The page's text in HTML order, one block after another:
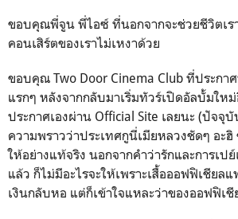
ขอบคุณพี่จูน พี่ไอซ์ ที่นอกจากจะช่วยชีวิตเร
คอนเสิร์ตของเราไม่เหงาด้วย
ขอบคุณ Two Door Cinema Club ที่ประกา
แรกๆ หลังจากกลับมาเริ่มทัวร์เปิดอัลบั้มให
ประกาศเองผ่าน Official Site เลยนะ (ปัจจุ
ความพราวว่าประเทศกูนี่เมียหลวงชัดๆ อ
ให้อย่างแท้จริง นอกจากคำว่ารักและการเป
แล้ว ก็ไม่มีอะไรจะให้เพราะเสื้อออฟฟิเชียล
เงินกลับหอ แต่ก็เข้าใจแหละว่าของออฟฟิเชี